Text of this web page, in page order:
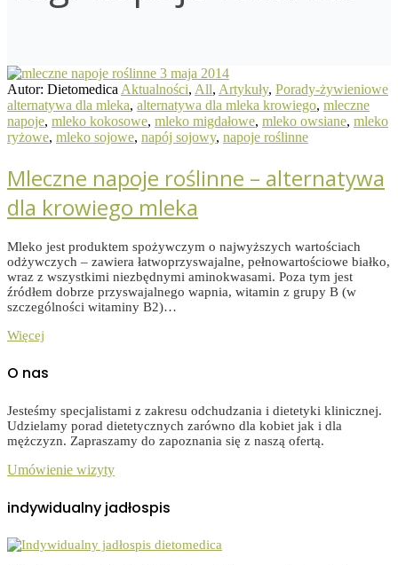
3 maja 2014
Autor: Dietomedica Aktualności, All, Artykuły, Porady-żywieniowe
alternatywa dla mleka, alternatywa dla mleka krowiego, mleczne
napoje, mleko kokosowe, mleko migdałowe, mleko owsiane, mleko
ryżowe, mleko sojowe, napój sojowy, napoje roślinne
Mleczne napoje roślinne – alternatywa
dla krowiego mleka
Mleko jest produktem spożywczym o najwyższych wartościach
odżywczych – zawiera łatwoprzyswajalne, pełnowartościowe białko,
wraz z wszystkimi niezbędnymi aminokwasami. Poza tym jest
źródłem dobrze przyswajalnego wapnia, witamin z grupy B (w
szczególności witaminy B2)…
Więcej
O nas
Jesteśmy specjalistami z zakresu odchudzania i dietetyki klinicznej.
Udzielamy porad dietetycznych zarówno dla kobiet jak i dla
mężczyzn. Zapraszamy do zapoznania się z naszą ofertą.
Umówienie wizyty
indywidualny jadłospis